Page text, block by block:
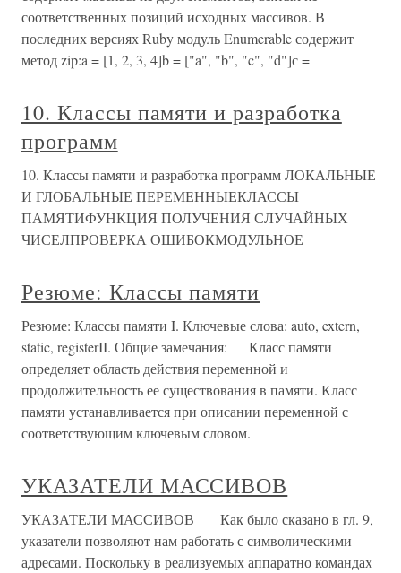
соответственных позиций исходных массивов. В
последних версиях Ruby модуль Enumerable содержит
метод zip:a = [1, 2, 3, 4]b = ["a", "b", "c", "d"]с =
10. Классы памяти и разработка
программ
10. Классы памяти и разработка программ ЛОКАЛЬНЫЕ
И ГЛОБАЛЬНЫЕ ПЕРЕМЕННЫЕКЛАССЫ
ПАМЯТИФУНКЦИЯ ПОЛУЧЕНИЯ СЛУЧАЙНЫХ
ЧИСЕЛПРОВЕРКА ОШИБОКМОДУЛЬНОЕ
Резюме: Классы памяти
Резюме: Классы памяти I. Ключевые слова: auto, extern,
static, registerII. Общие замечания: Класс памяти
определяет область действия переменной и
продолжительность ее существования в памяти. Класс
памяти устанавливается при описании переменной с
соответствующим ключевым словом.
УКАЗАТЕЛИ МАССИВОВ
УКАЗАТЕЛИ МАССИВОВ Как было сказано в гл. 9,
указатели позволяют нам работать с символическими
адресами. Поскольку в реализуемых аппаратно командах